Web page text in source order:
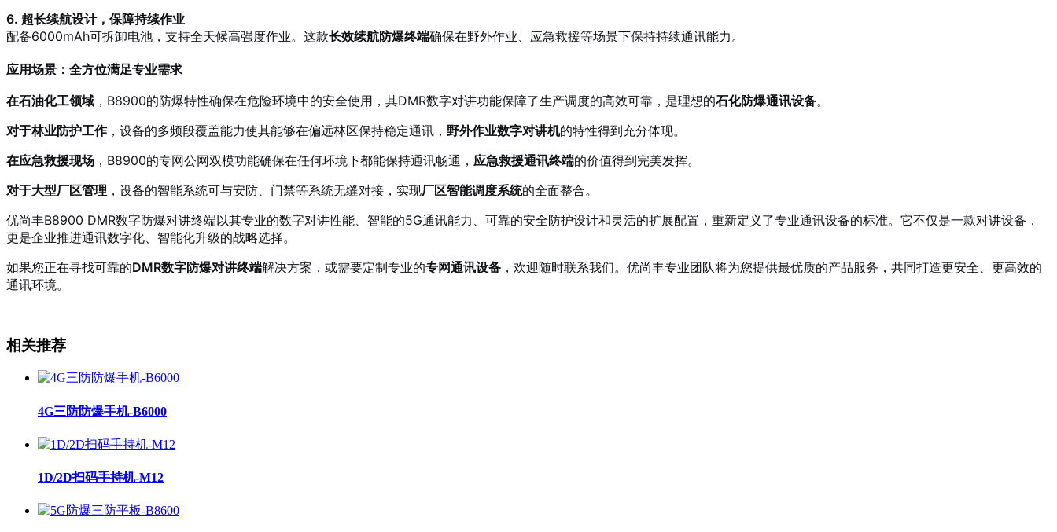
6. 超长续航设计，保障持续作业
配备6000mAh可拆卸电池，支持全天候高强度作业。这款长效续航防爆终端确保在野外作业、应急救援等场景下保持持续通讯能力。
应用场景：全方位满足专业需求
在石油化工领域 ，B8900的防爆特性确保在危险环境中的安全使用，其DMR数字对讲功能保障了生产调度的高效可靠，是理想的石化防爆通讯设备。
对于林业防护工作，设备的多频段覆盖能力使其能够在偏远林区保持稳定通讯， 野外作业数字对讲机的特性得到充分体现。
在应急救援现场 ，B8900的专网公网双模功能确保在任何环境下都能保持通讯畅通， 应急救援通讯终端的价值得到完美发挥。
对于大型厂区管理 ，设备的智能系统可与安防、门禁等系统无缝对接，实现厂区智能调度系统的全面整合。
优尚丰B8900 DMR数字防爆对讲终端以其专业的数字对讲性能、智能的5G通讯能力、可靠的安全防护设计和灵活的扩展配置，重新定义了专业通讯设备的标准。它不仅是一款对讲设备，
更是企业推进通讯数字化、智能化升级的战略选择。
如果您正在寻找可靠的DMR数字防爆对讲终端解决方案，或需要定制专业的专网通讯设备 ，欢迎随时联系我们。优尚丰专业团队将为您提供最优质的产品服务，共同打造更安全、更高效的
通讯环境。
相关推荐
4G三防防爆手机-B6000
1D/2D扫码手持机-M12